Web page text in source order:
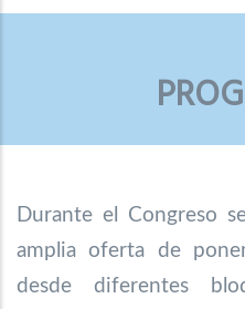
Durante el Congreso
amplia oferta de
desde diferentes